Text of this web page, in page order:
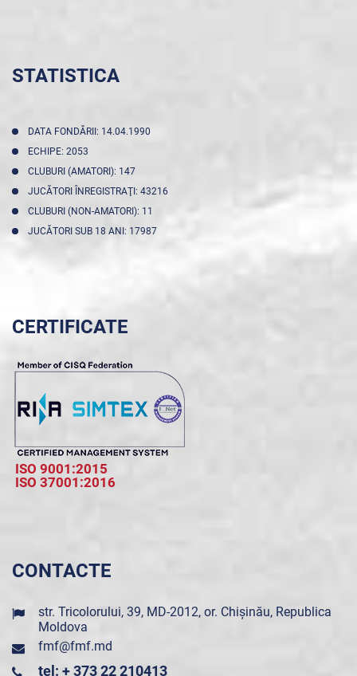
STATISTICA
DATA FONDĂRII: 14.04.1990
ECHIPE: 2053
CLUBURI (AMATORI): 147
JUCĂTORI ÎNREGISTRAŢI: 43216
CLUBURI (NON-AMATORI): 11
JUCĂTORI SUB 18 ANI: 17987
CERTIFICATE
ISO 9001:2015
ISO 37001:2016
CONTACTE
str. Tricolorului, 39, MD-2012, or. Chișinău, Republica
Moldova
fmf@fmf.md
tel: + 373 22 210413